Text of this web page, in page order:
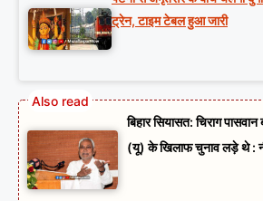
ट्रेन, टाइम टेबल हुआ जारी
बिहार सियासत: चिराग
(यू) के खिलाफ चुनाव लड़े थे :